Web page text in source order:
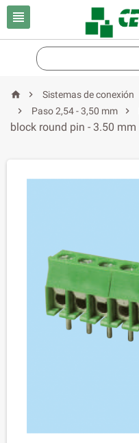

  Sistemas de conexión

Paso 2,54 - 3,50 mm 
block round pin - 3.50 mm